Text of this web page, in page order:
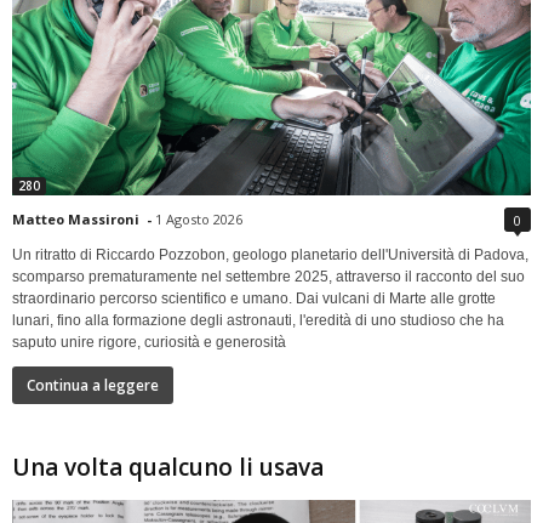
280
Matteo Massironi - 1 Agosto 2026 0
Un ritratto di Riccardo Pozzobon, geologo planetario dell'Università di Padova,
scomparso prematuramente nel settembre 2025, attraverso il racconto del suo
straordinario percorso scientifico e umano. Dai vulcani di Marte alle grotte
lunari, fino alla formazione degli astronauti, l'eredità di uno studioso che ha
saputo unire rigore, curiosità e generosità
Continua a leggere
Una volta qualcuno li usava